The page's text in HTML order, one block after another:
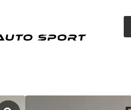
Disponible chez